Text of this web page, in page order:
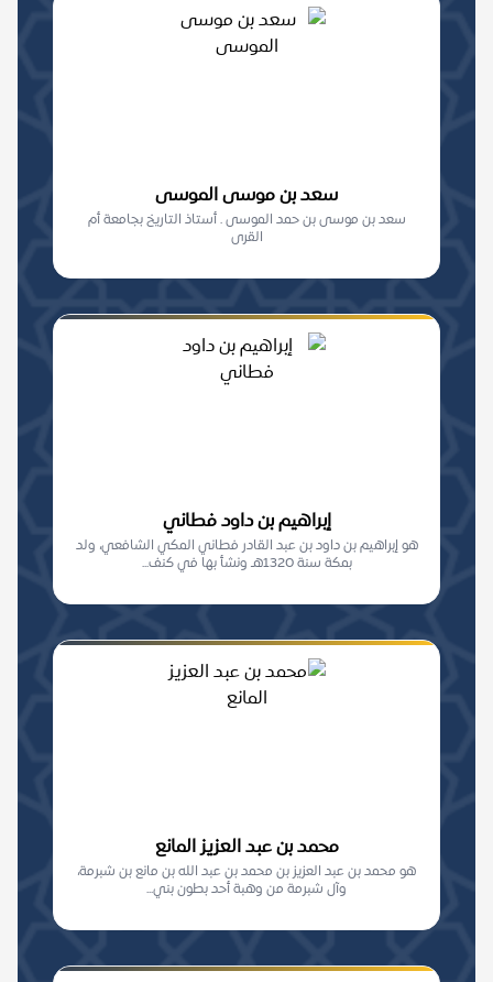
سعد بن موسى الموسى
سعد بن موسى بن حمد الموسى . أستاذ التاريخ بجامعة أم
القرى
إبراهيم بن داود فطاني
هو إبراهيم بن داود بن عبد القادر فطاني المكي الشافعي، ولد
بمكة سنة 1320هـ ونشأ بها في كنف...
محمد بن عبد العزيز المانع
هو محمد بن عبد العزيز بن محمد بن عبد الله بن مانع بن شبرمة،
وآل شبرمة من وهبة أحد بطون بني...